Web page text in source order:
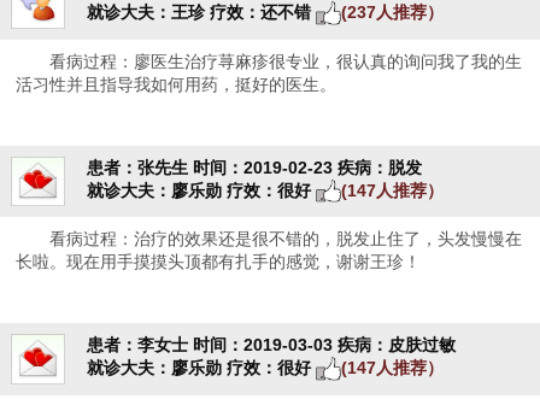
就诊大夫：王珍 疗效：还不错 (237人推荐）
看病过程：廖医生治疗荨麻疹很专业，很认真的询问我了我的生
活习性并且指导我如何用药，挺好的医生。
患者：张先生 时间：2019-02-23 疾病：脱发
就诊大夫：廖乐勋 疗效：很好 (147人推荐）
看病过程：治疗的效果还是很不错的，脱发止住了，头发慢慢在
长啦。现在用手摸摸头顶都有扎手的感觉，谢谢王珍！
患者：李女士 时间：2019-03-03 疾病：皮肤过敏
就诊大夫：廖乐勋 疗效：很好 (147人推荐）